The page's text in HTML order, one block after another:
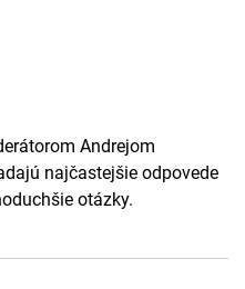
Andrejom
najčastejšie odpovede
otázky.